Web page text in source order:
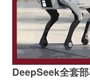
DeepSeek全套